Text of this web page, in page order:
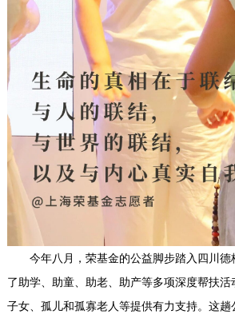
今年八月，荣基金的公益脚步踏入四川德
了助学、助童、助老、助产等多项深度帮扶
子女、孤儿和孤寡老人等提供有力支持。这